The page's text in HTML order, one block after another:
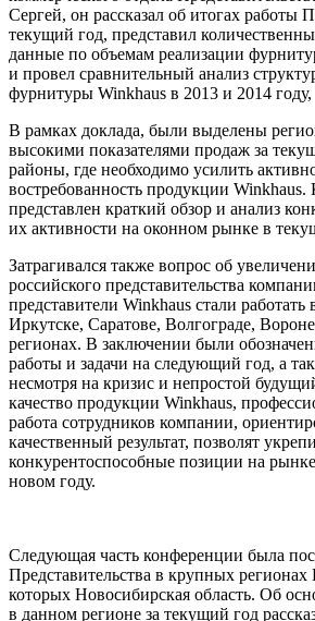
Сергей, он рассказал об итогах работы
текущий год, представил
данные по объемам реализации
и провел сравнительный анализ
фурнитуры Winkhaus в 2013 и 2014 году,
В рамках доклада, были выделены
высокими показателями продаж за
районы, где необходимо усилить
востребованность продукции
представлен краткий обзор и анализ
их активности на оконном рынке в
Затрагивался также вопрос об
российского представительства
представители Winkhaus стали
Иркутске, Саратове, Волгограде,
регионах. В заключении были
работы и задачи на следующий год, а
несмотря на кризис и непростой
качество продукции Winkhaus,
работа сотрудников компании,
качественный результат, позволят
конкурентоспособные позиции на
новом году.
Следующая часть конференции была
Представительства в крупных регионах
которых Новосибирская область. Об
в данном регионе за текущий год